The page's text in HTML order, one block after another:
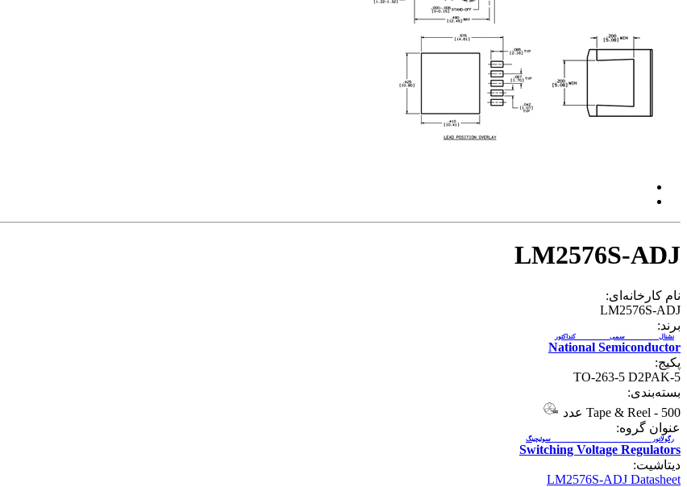
LM2576S-ADJ
نام کارخانه‌ای:
LM2576S-ADJ
برند:
National Semiconductor
نشنال سمی کنداکتور
پکیج:
TO-263-5 D2PAK-5
بسته‌بندی:
Tape & Reel - 500 عدد
عنوان گروه:
Switching Voltage Regulators
رگولاتور سوئیچینگ
دیتاشیت:
LM2576S-ADJ Datasheet